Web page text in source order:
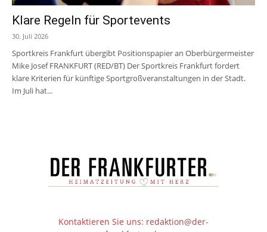
Klare Regeln für Sportevents
30. Juli 2026
Sportkreis Frankfurt übergibt Positionspapier an Oberbürgermeister
Mike Josef FRANKFURT (RED/BT) Der Sportkreis Frankfurt fordert
klare Kriterien für künftige Sportgroßveranstaltungen in der Stadt.
Im Juli hat...
Kontaktieren Sie uns: redaktion@der-